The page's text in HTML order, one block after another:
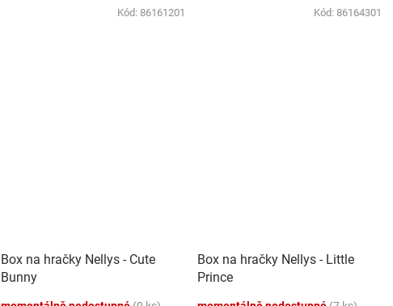
Kód: 86161201 Kód: 86164301
Box na hračky Nellys - Cute
Bunny
Box na hračky Nellys - Little
Prince